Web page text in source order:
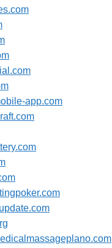
app.com